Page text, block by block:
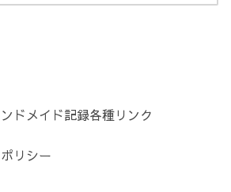
ドメイド記録各種リンク
リシー